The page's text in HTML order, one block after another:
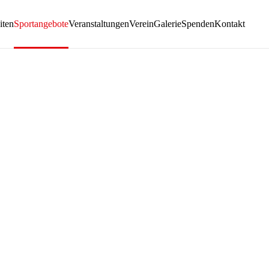
SportangeboteVeranstaltungenVereinGalerieSpendenKontakt